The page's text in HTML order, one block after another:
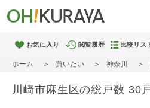
お気に入り 閲覧履歴 比較リス
ホーム 買いたい 神奈川
川崎市麻生区の総戸数 30